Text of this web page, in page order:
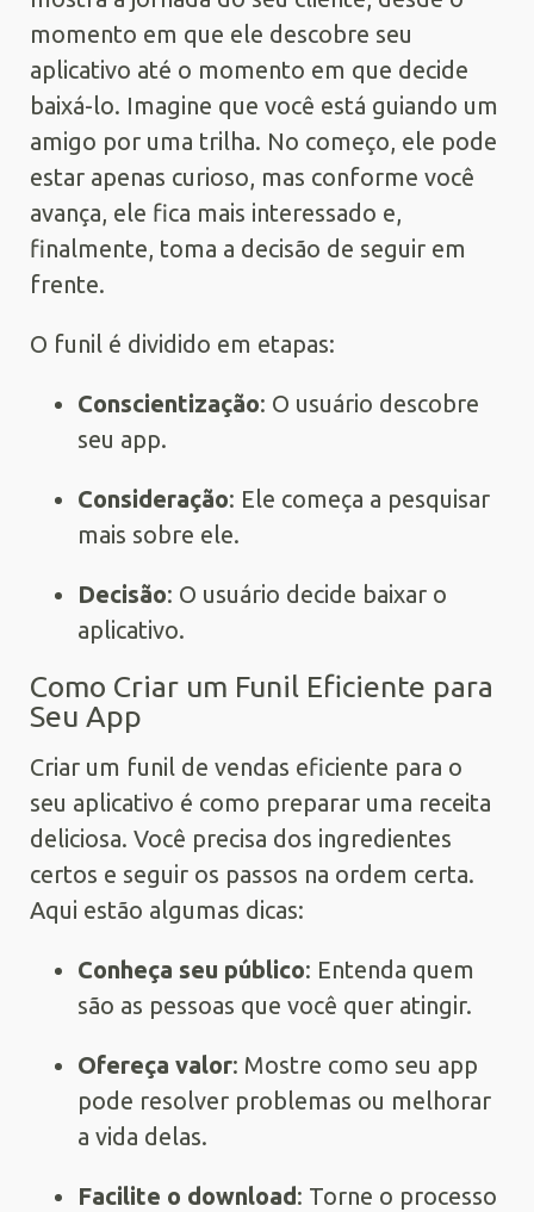
momento em que ele descobre seu
aplicativo até o momento em que decide
baixá-lo. Imagine que você está guiando um
amigo por uma trilha. No começo, ele pode
estar apenas curioso, mas conforme você
avança, ele fica mais interessado e,
finalmente, toma a decisão de seguir em
frente.
O funil é dividido em etapas:
Conscientização: O usuário descobre
seu app.
Consideração: Ele começa a pesquisar
mais sobre ele.
Decisão: O usuário decide baixar o
aplicativo.
Como Criar um Funil Eficiente para
Seu App
Criar um funil de vendas eficiente para o
seu aplicativo é como preparar uma receita
deliciosa. Você precisa dos ingredientes
certos e seguir os passos na ordem certa.
Aqui estão algumas dicas:
Conheça seu público: Entenda quem
são as pessoas que você quer atingir.
Ofereça valor: Mostre como seu app
pode resolver problemas ou melhorar
a vida delas.
Facilite o download: Torne o processo